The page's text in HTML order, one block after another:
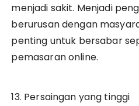
menjadi sakit. Menjadi
berurusan dengan
penting untuk bersabar
pemasaran online.
13. Persaingan yang tinggi